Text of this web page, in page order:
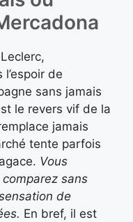
de
sans jamais
le revers vif de la
jamais
tente parfois
Vous
sans
de
En bref, il est